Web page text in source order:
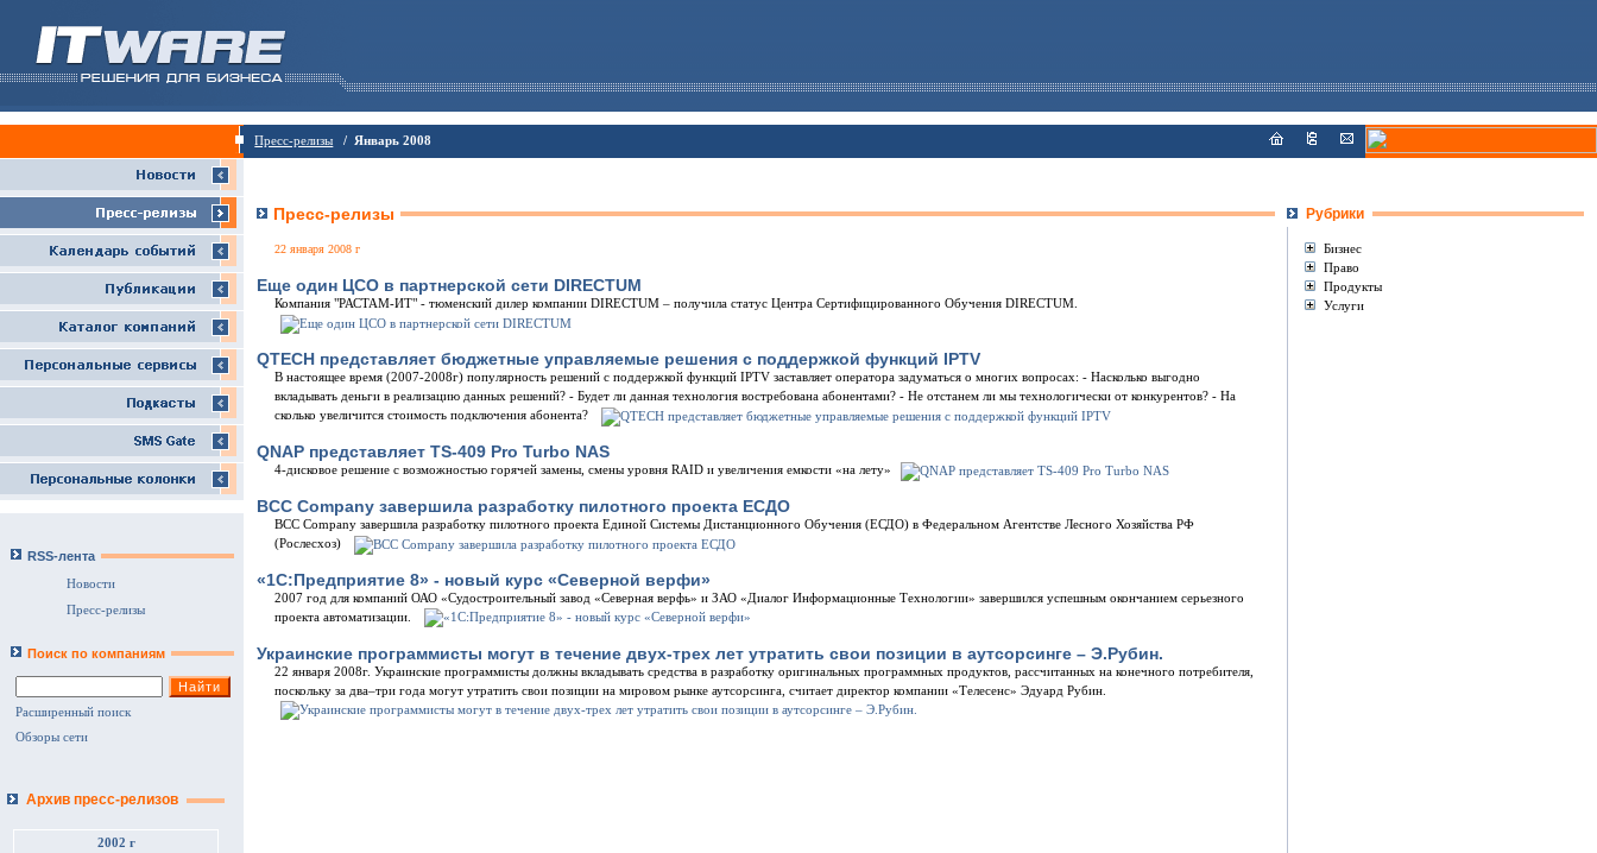
Пресс-релизы / Январь 2008
RSS-лента
Новости
Пресс-релизы
Поиск по компаниям
Расширенный поиск
Обзоры сети
Архив пресс-релизов
2002 г
Пресс-релизы Рубрики
Бизнес
Право
Продукты
Услуги
22 января 2008 г
Еще один ЦСО в партнерской сети DIRECTUM
Компания "РАСТАМ-ИТ" - тюменский дилер компании DIRECTUM – получила статус Центра Сертифицированного Обучения DIRECTUM.
QTECH представляет бюджетные управляемые решения с поддержкой функций IPTV
В настоящее время (2007-2008г) популярность решений с поддержкой функций IPTV заставляет оператора задуматься о многих вопросах: - Насколько выгодно
вкладывать деньги в реализацию данных решений? - Будет ли данная технология востребована абонентами? - Не отстанем ли мы технологически от конкурентов? - На
сколько увеличится стоимость подключения абонента?
QNAP представляет TS-409 Pro Turbo NAS
4-дисковое решение с возможностью горячей замены, смены уровня RAID и увеличения емкости «на лету»
BCC Company завершила разработку пилотного проекта ЕСДО
BCC Company завершила разработку пилотного проекта Единой Системы Дистанционного Обучения (ЕСДО) в Федеральном Агентстве Лесного Хозяйства РФ
(Рослесхоз)
«1С:Предприятие 8» - новый курс «Северной верфи»
2007 год для компаний ОАО «Судостроительный завод «Северная верфь» и ЗАО «Диалог Информационные Технологии» завершился успешным окончанием серьезного
проекта автоматизации.
Украинские программисты могут в течение двух-трех лет утратить свои позиции в аутсорсинге – Э.Рубин.
22 января 2008г. Украинские программисты должны вкладывать средства в разработку оригинальных программных продуктов, рассчитанных на конечного потребителя,
поскольку за два–три года могут утратить свои позиции на мировом рынке аутсорсинга, считает директор компании «Телесенс» Эдуард Рубин.